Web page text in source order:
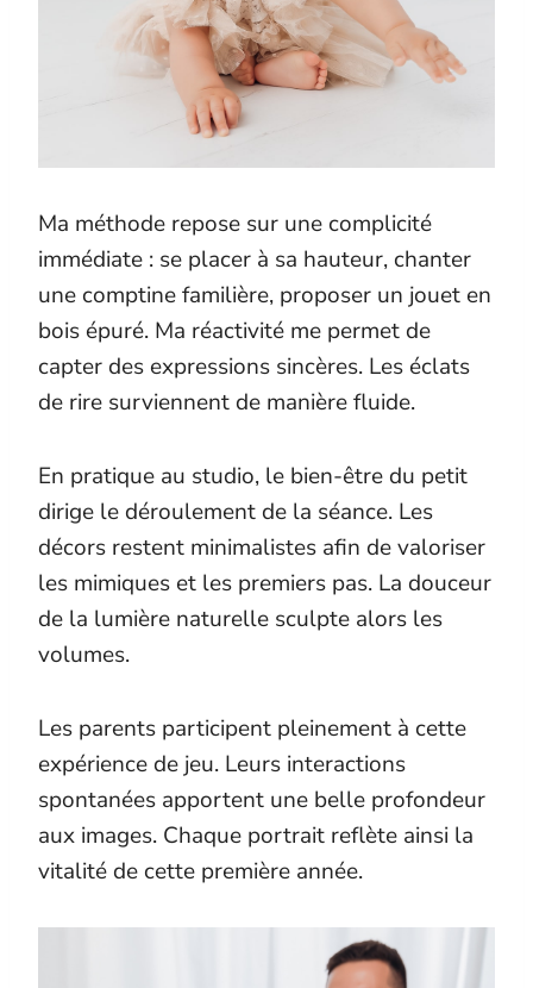
Ma méthode repose sur une complicité
immédiate : se placer à sa hauteur, chanter
une comptine familière, proposer un jouet en
bois épuré. Ma réactivité me permet de
capter des expressions sincères. Les éclats
de rire surviennent de manière fluide.
En pratique au studio, le bien-être du petit
dirige le déroulement de la séance. Les
décors restent minimalistes afin de valoriser
les mimiques et les premiers pas. La douceur
de la lumière naturelle sculpte alors les
volumes.
Les parents participent pleinement à cette
expérience de jeu. Leurs interactions
spontanées apportent une belle profondeur
aux images. Chaque portrait reflète ainsi la
vitalité de cette première année.